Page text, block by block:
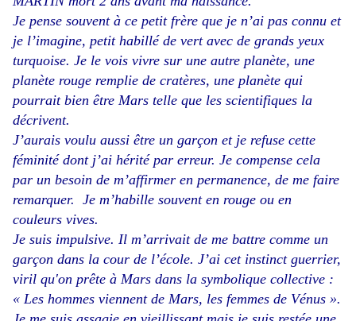
Je pense souvent à ce petit frère que je n’ai pas connu et
je l’imagine, petit habillé de vert avec de grands yeux
turquoise. Je le vois vivre sur une autre planète, une
planète rouge remplie de cratères, une planète qui
pourrait bien être Mars telle que les scientifiques la
décrivent.
J’aurais voulu aussi être un garçon et je refuse cette
féminité dont j’ai hérité par erreur. Je compense cela
par un besoin de m’affirmer en permanence, de me faire
remarquer. Je m’habille souvent en rouge ou en
couleurs vives.
Je suis impulsive. Il m’arrivait de me battre comme un
garçon dans la cour de l’école. J’ai cet instinct guerrier,
viril qu'on prête à Mars dans la symbolique collective :
« Les hommes viennent de Mars, les femmes de Vénus ».